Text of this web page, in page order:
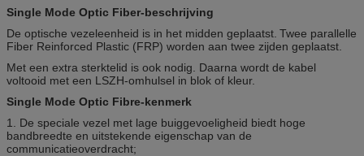
Single Mode Optic Fiber-beschrijving
De optische vezeleenheid is in het midden geplaatst. Twee parallelle
Fiber Reinforced Plastic (FRP) worden aan twee zijden geplaatst.
Met een extra sterktelid is ook nodig. Daarna wordt de kabel
voltooid met een LSZH-omhulsel in blok of kleur.
Single Mode Optic Fibre-kenmerk
1. De speciale vezel met lage buiggevoeligheid biedt hoge
bandbreedte en uitstekende eigenschap van de
communicatieoverdracht;